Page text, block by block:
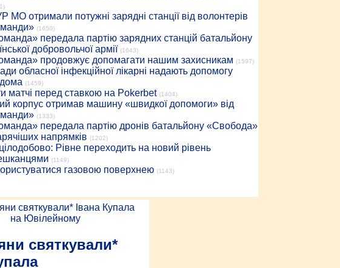
МО отримали потужні зарядні станції від волонтерів
(1650)
передала партію зарядних станцій батальйону
добровольчої армії (1643)
продовжує допомагати нашим захисникам (1597)
обласної інфекційної лікарні надають допомогу
(1459)
матчі перед ставкою на Pokerbet (1404)
корпус отримав машину «швидкої допомоги» від
(1333)
передала партію дронів батальйону «Свобода»
напрямків (1202)
Рівне переходить на новий рівень
(1149)
газовою поверхнею (1143)
святкували*